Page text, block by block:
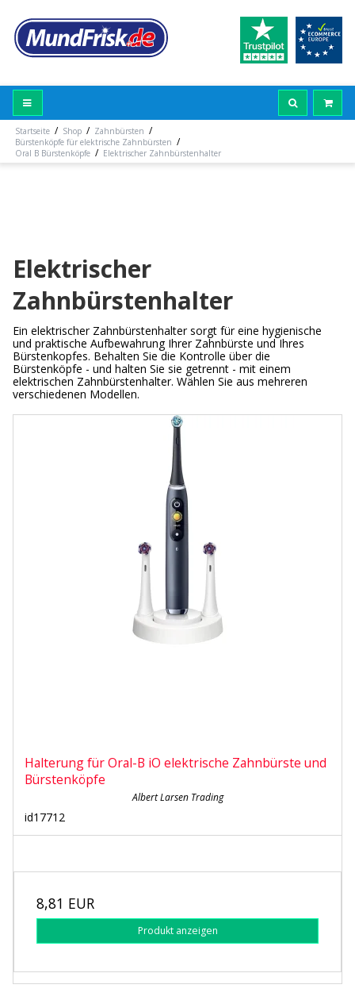
Startseite / Shop / Zahnbürsten /
Bürstenköpfe für elektrische Zahnbürsten /
Oral B Bürstenköpfe / Elektrischer Zahnbürstenhalter
Elektrischer
Zahnbürstenhalter
Ein elektrischer Zahnbürstenhalter sorgt für eine hygienische
und praktische Aufbewahrung Ihrer Zahnbürste und Ihres
Bürstenkopfes. Behalten Sie die Kontrolle über die
Bürstenköpfe - und halten Sie sie getrennt - mit einem
elektrischen Zahnbürstenhalter. Wählen Sie aus mehreren
verschiedenen Modellen.
Halterung für Oral-B iO elektrische Zahnbürste und
Bürstenköpfe
Albert Larsen Trading
id17712
8,81 EUR
Produkt anzeigen